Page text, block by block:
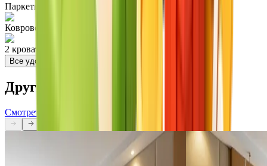
Паркетные полы
Ковровое покрытие
2 кровати King size
Все удобства
Другие номера в отеле
Смотреть все
Делюкс с одной двуспальной кроватью Делюкс с двумя